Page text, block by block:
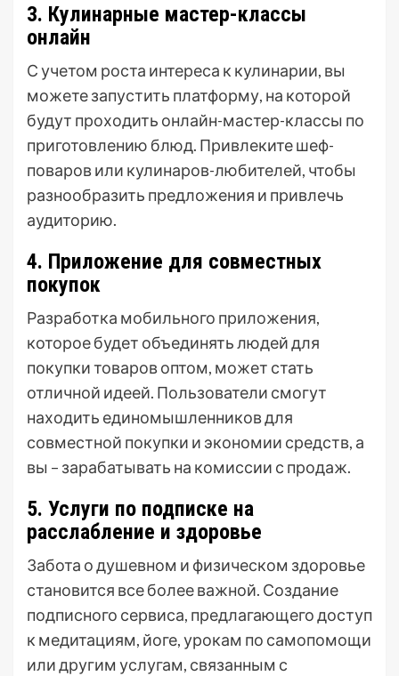
3. Кулинарные мастер-классы
онлайн
С учетом роста интереса к кулинарии, вы
можете запустить платформу, на которой
будут проходить онлайн-мастер-классы по
приготовлению блюд. Привлеките шеф-
поваров или кулинаров-любителей, чтобы
разнообразить предложения и привлечь
аудиторию.
4. Приложение для совместных
покупок
Разработка мобильного приложения,
которое будет объединять людей для
покупки товаров оптом, может стать
отличной идеей. Пользователи смогут
находить единомышленников для
совместной покупки и экономии средств, а
вы – зарабатывать на комиссии с продаж.
5. Услуги по подписке на
расслабление и здоровье
Забота о душевном и физическом здоровье
становится все более важной. Создание
подписного сервиса, предлагающего доступ
к медитациям, йоге, урокам по самопомощи
или другим услугам, связанным с